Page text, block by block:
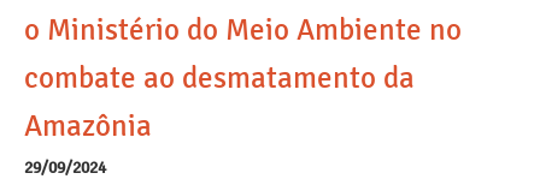
o Ministério do Meio Ambiente no
combate ao desmatamento da
Amazônia
29/09/2024